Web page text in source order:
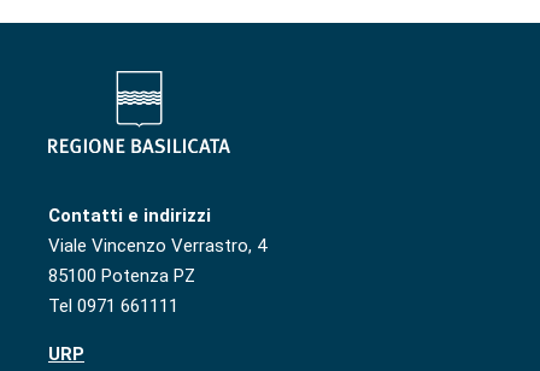
Contatti e indirizzi
Viale Vincenzo Verrastro, 4
85100 Potenza PZ
Tel 0971 661111
URP